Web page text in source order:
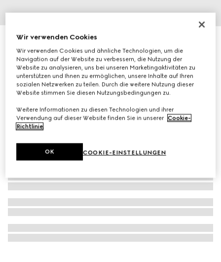
Armband mit Herz-Anhänger und Gucci Markenzeichen
€ 280
Wir verwenden Cookies
Wir verwenden Cookies und ähnliche Technologien, um die
Navigation auf der Website zu verbessern, die Nutzung der
Website zu analysieren, uns bei unseren Marketingaktivitäten zu
unterstützen und Ihnen zu ermöglichen, unsere Inhalte auf Ihren
sozialen Netzwerken zu teilen. Durch die weitere Nutzung dieser
Website stimmen Sie diesen Nutzungsbedingungen zu.
Weitere Informationen zu diesen Technologien und ihrer
Verwendung auf dieser Website finden Sie in unserer Cookie-
Richtlinie.
COOKIE-EINSTELLUNGEN
OK